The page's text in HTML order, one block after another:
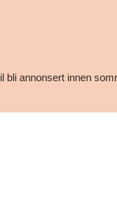
bli annonsert innen